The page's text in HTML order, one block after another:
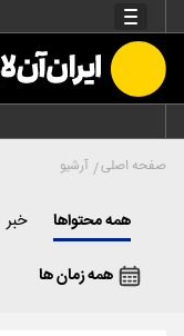
صفحه اصلی آرشیو
همه محتواها خبر
همه زمان ها